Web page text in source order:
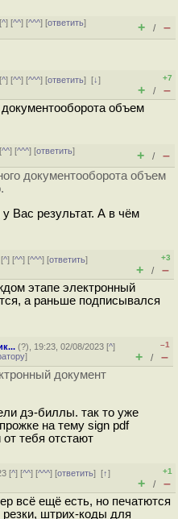
^] [^^] [^^^] [ответить]
+ / –
^] [^^] [^^^] [ответить][↓]
+7
+ / –
объем
^^] [^^^] [ответить]
+ / –
документооборота объем
Вас результат. А в чём
^] [^^] [^^^] [ответить]
+3
+ / –
этапе электронный
а раньше подписывался
(?), 19:23, 02/08/2023 [^]
]
–1
+ / –
документ
дэ-биллы. так то уже
на тему sign pdf
тебя отстают
[^] [^^] [^^^] [ответить][↑]
+1
+ / –
всё ещё есть, но печатются
штрих-коды для